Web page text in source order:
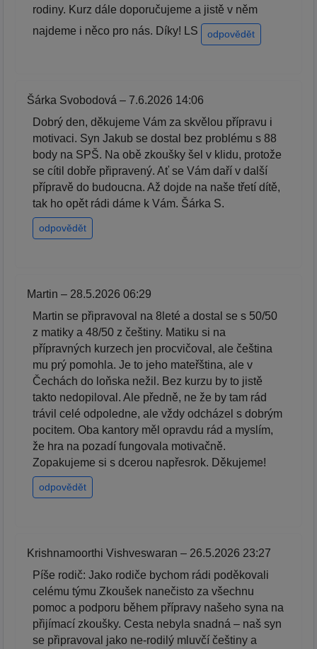
rodiny. Kurz dále doporučujeme a jistě v něm
najdeme i něco pro nás. Díky! LS
odpovědět
Šárka Svobodová – 7.6.2026 14:06
Dobrý den, děkujeme Vám za skvělou přípravu i
motivaci. Syn Jakub se dostal bez problému s 88
body na SPŠ. Na obě zkoušky šel v klidu, protože
se cítil dobře připravený. Ať se Vám daří v další
přípravě do budoucna. Až dojde na naše třetí dítě,
tak ho opět rádi dáme k Vám. Šárka S.
odpovědět
Martin – 28.5.2026 06:29
Martin se připravoval na 8leté a dostal se s 50/50
z matiky a 48/50 z češtiny. Matiku si na
přípravných kurzech jen procvičoval, ale čeština
mu prý pomohla. Je to jeho mateřština, ale v
Čechách do loňska nežil. Bez kurzu by to jistě
takto nedopiloval. Ale předně, ne že by tam rád
trávil celé odpoledne, ale vždy odcházel s dobrým
pocitem. Oba kantory měl opravdu rád a myslím,
že hra na pozadí fungovala motivačně.
Zopakujeme si s dcerou napřesrok. Děkujeme!
odpovědět
Krishnamoorthi Vishveswaran – 26.5.2026 23:27
Píše rodič: Jako rodiče bychom rádi poděkovali
celému týmu Zkoušek nanečisto za všechnu
pomoc a podporu během přípravy našeho syna na
přijímací zkoušky. Cesta nebyla snadná – naš syn
se připravoval jako ne-rodilý mluvčí češtiny a